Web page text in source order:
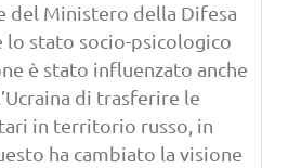
del Ministero della Difesa
lo stato socio-psicologico
è stato influenzato anche
di trasferire le
in territorio russo, in
ha cambiato la visione